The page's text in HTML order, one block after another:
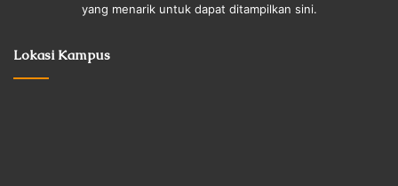
yang menarik untuk dapat ditampilkan sini.
Lokasi Kampus